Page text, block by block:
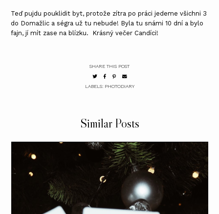
Teď pujdu pouklidit byt, protože zítra po práci jedeme všichni 3
do Domažlic a ségra už tu nebude! Byla tu snámi 10 dní a bylo
fajn, jí mít zase na blízku. Krásný večer Candíci!
SHARE THIS POST
LABELS: PHOTODIARY
Similar Posts